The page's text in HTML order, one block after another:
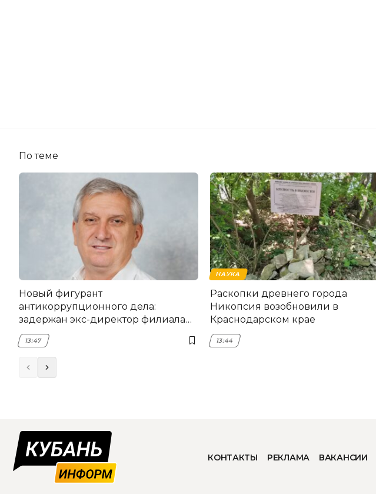
По теме
Новый фигурант
антикоррупционного дела:
задержан экс-директор филиала
НЭСК Крымска
13:47
НАУКА
Раскопки древнего города
Никопсия возобновили в
Краснодарском крае
13:44
КОНТАКТЫ РЕКЛАМА ВАКАНСИИ